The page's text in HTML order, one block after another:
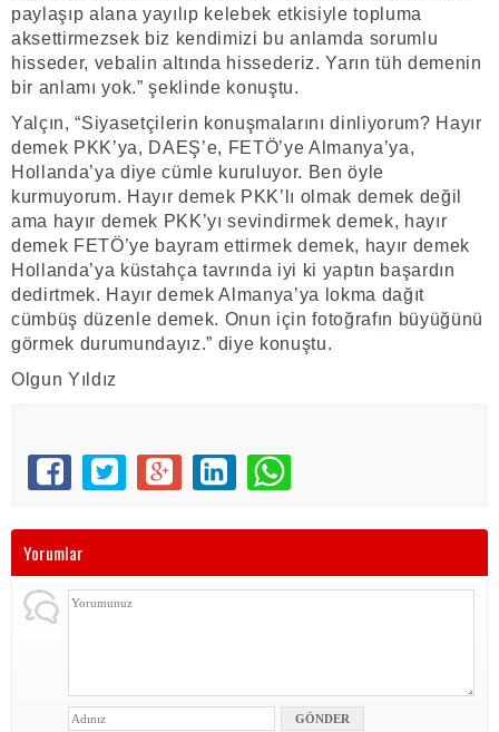
paylaşıp alana yayılıp kelebek etkisiyle topluma
aksettirmezsek biz kendimizi bu anlamda sorumlu
hisseder, vebalin altında hissederiz. Yarın tüh demenin
bir anlamı yok.” şeklinde konuştu.
Yalçın, “Siyasetçilerin konuşmalarını dinliyorum? Hayır
demek PKK’ya, DAEŞ’e, FETÖ’ye Almanya’ya,
Hollanda’ya diye cümle kuruluyor. Ben öyle
kurmuyorum. Hayır demek PKK’lı olmak demek değil
ama hayır demek PKK’yı sevindirmek demek, hayır
demek FETÖ’ye bayram ettirmek demek, hayır demek
Hollanda’ya küstahça tavrında iyi ki yaptın başardın
dedirtmek. Hayır demek Almanya’ya lokma dağıt
cümbüş düzenle demek. Onun için fotoğrafın büyüğünü
görmek durumundayız.” diye konuştu.
Olgun Yıldız
Yorumlar